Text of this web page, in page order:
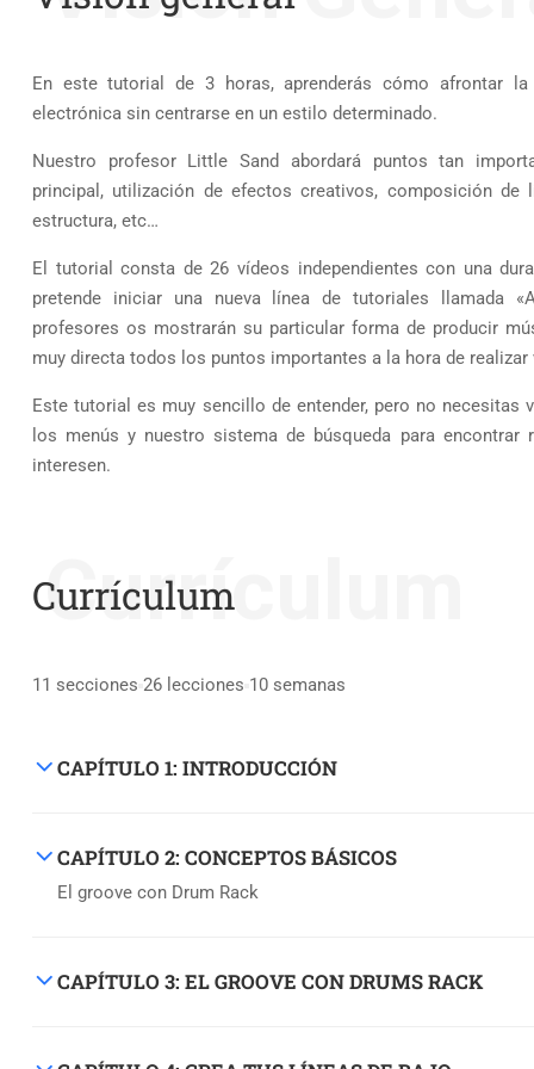
En este tutorial de 3 horas, aprenderás cómo afrontar
electrónica sin centrarse en un estilo determinado.
Nuestro profesor Little Sand abordará puntos tan
principal, utilización de efectos creativos, composición de
estructura, etc…
El tutorial consta de 26 vídeos independientes con una
pretende iniciar una nueva línea de tutoriales llamada
profesores os mostrarán su particular forma de producir
muy directa todos los puntos importantes a la hora de
Este tutorial es muy sencillo de entender, pero no necesitas
los menús y nuestro sistema de búsqueda para
interesen.
Currículum
Currículum
11 secciones 26 lecciones 10 semanas
CAPÍTULO 1: INTRODUCCIÓN
CAPÍTULO 2: CONCEPTOS BÁSICOS
El groove con Drum Rack
CAPÍTULO 3: EL GROOVE CON DRUMS RACK